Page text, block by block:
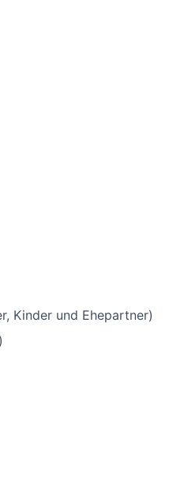
Kinder und Ehepartner)